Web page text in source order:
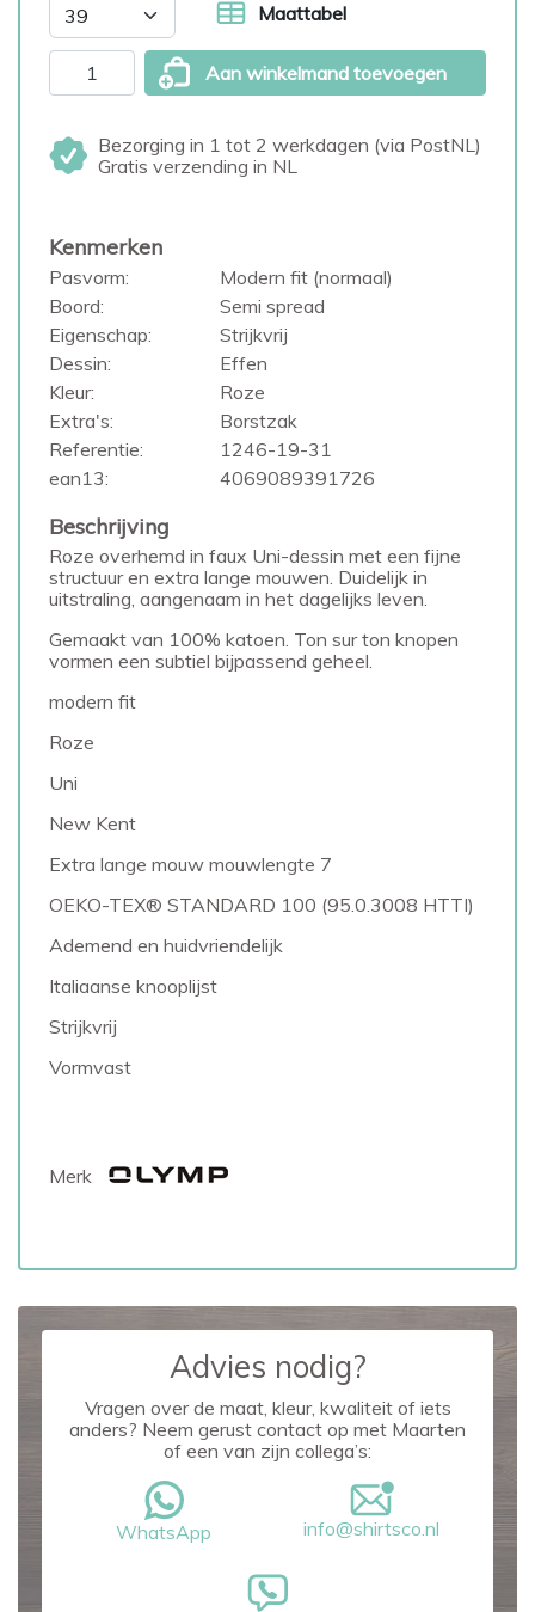
Maattabel
Aan winkelmand toevoegen
Bezorging in 1 tot 2 werkdagen (via PostNL)
Gratis verzending in NL
Kenmerken
Pasvorm:
Modern fit (normaal)
Boord:
Semi spread
Eigenschap:
Strijkvrij
Dessin:
Effen
Kleur:
Roze
Extra's:
Borstzak
Referentie:
1246-19-31
ean13:
4069089391726
Beschrijving
Roze overhemd in faux Uni-dessin met een fijne
structuur en extra lange mouwen. Duidelijk in
uitstraling, aangenaam in het dagelijks leven.
Gemaakt van 100% katoen. Ton sur ton knopen
vormen een subtiel bijpassend geheel.
modern fit
Roze
Uni
New Kent
Extra lange mouw mouwlengte 7
OEKO-TEX® STANDARD 100 (95.0.3008 HTTI)
Ademend en huidvriendelijk
Italiaanse knooplijst
Strijkvrij
Vormvast
Merk
Advies nodig?
Vragen over de maat, kleur, kwaliteit of iets
anders? Neem gerust contact op met Maarten
of een van zijn collega’s:
WhatsApp info@shirtsco.nl